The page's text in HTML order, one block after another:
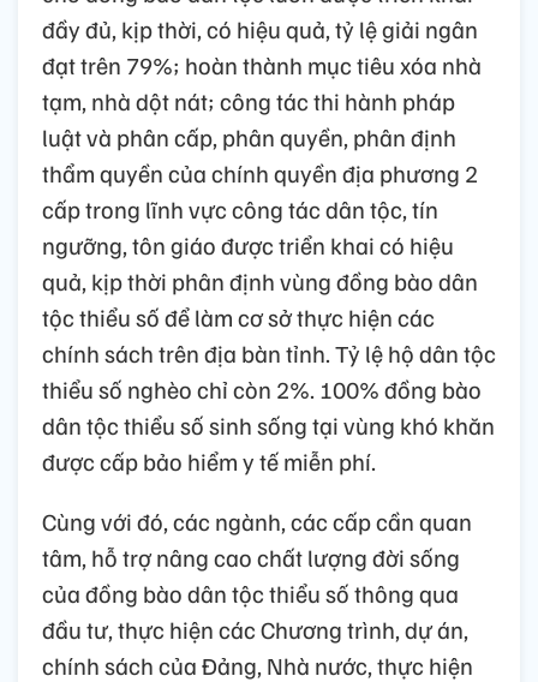
đầy đủ, kịp thời, có hiệu quả, tỷ lệ giải ngân
đạt trên 79%; hoàn thành mục tiêu xóa nhà
tạm, nhà dột nát; công tác thi hành pháp
luật và phân cấp, phân quyền, phân định
thẩm quyền của chính quyền địa phương 2
cấp trong lĩnh vực công tác dân tộc, tín
ngưỡng, tôn giáo được triển khai có hiệu
quả, kịp thời phân định vùng đồng bào dân
tộc thiểu số để làm cơ sở thực hiện các
chính sách trên địa bàn tỉnh. Tỷ lệ hộ dân tộc
thiểu số nghèo chỉ còn 2%. 100% đồng bào
dân tộc thiểu số sinh sống tại vùng khó khăn
được cấp bảo hiểm y tế miễn phí.
Cùng với đó, các ngành, các cấp cần quan
tâm, hỗ trợ nâng cao chất lượng đời sống
của đồng bào dân tộc thiểu số thông qua
đầu tư, thực hiện các Chương trình, dự án,
chính sách của Đảng, Nhà nước, thực hiện